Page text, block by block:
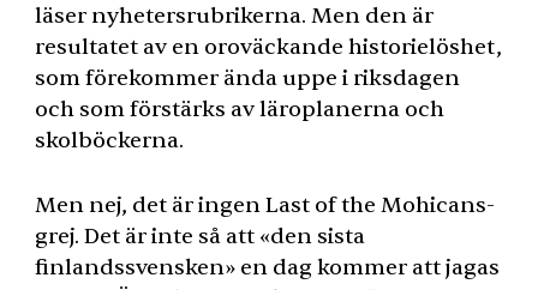
läser nyhetersrubrikerna. Men den är
resultatet av en oroväckande historielöshet,
som förekommer ända uppe i riksdagen
och som förstärks av läroplanerna och
skolböckerna.
Men nej, det är ingen Last of the Mohicans-
grej. Det är inte så att «den sista
finlandssvensken» en dag kommer att jagas